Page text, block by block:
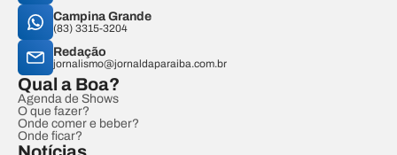
Campina Grande
(83) 3315-3204
Redação
jornalismo@jornaldaparaiba.com.br
Qual a Boa?
Agenda de Shows
O que fazer?
Onde comer e beber?
Onde ficar?